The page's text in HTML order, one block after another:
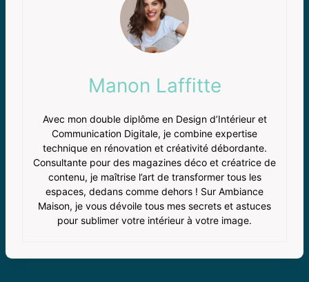
Manon Laffitte
Avec mon double diplôme en Design d’Intérieur et
Communication Digitale, je combine expertise
technique en rénovation et créativité débordante.
Consultante pour des magazines déco et créatrice de
contenu, je maîtrise l’art de transformer tous les
espaces, dedans comme dehors ! Sur Ambiance
Maison, je vous dévoile tous mes secrets et astuces
pour sublimer votre intérieur à votre image.